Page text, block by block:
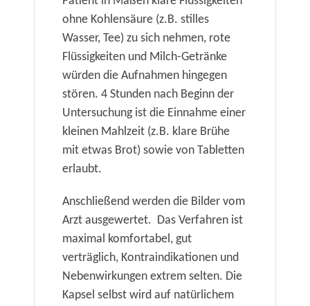
ohne Kohlensäure (z.B. stilles
Wasser, Tee) zu sich nehmen, rote
Flüssigkeiten und Milch-Getränke
würden die Aufnahmen hingegen
stören. 4 Stunden nach Beginn der
Untersuchung ist die Einnahme einer
kleinen Mahlzeit (z.B. klare Brühe
mit etwas Brot) sowie von Tabletten
erlaubt.
Anschließend werden die Bilder vom
Arzt ausgewertet. Das Verfahren ist
maximal komfortabel, gut
verträglich, Kontraindikationen und
Nebenwirkungen extrem selten. Die
Kapsel selbst wird auf natürlichem